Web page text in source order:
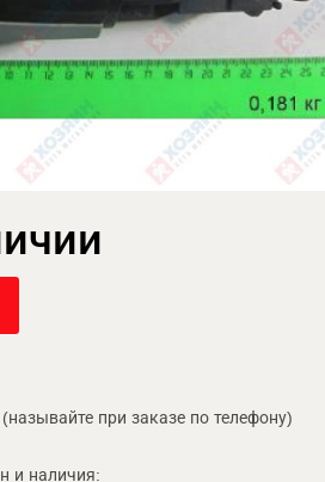
при заказе по телефону)
и наличия: